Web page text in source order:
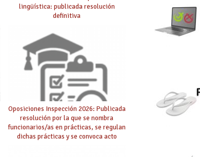
lingüística: publicada resolución
definitiva
Oposiciones Inspección 2026: Publicada
resolución por la que se nombra
funcionarios/as en prácticas, se regulan
dichas prácticas y se convoca acto